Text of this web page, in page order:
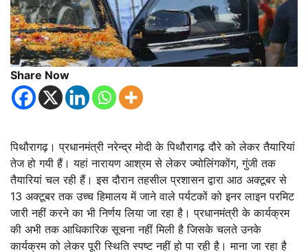
Share Now
पिथौरागढ़। प्रधानमंत्री नरेन्द्र मोदी के पिथौरागढ़ दौरे को लेकर तैयारियां
तेज हो गयी हैं। यहां नारायण आश्रम से लेकर ज्योलिंगकोंग, गुंजी तक
तैयारियां चल रही हैं। इस दौरान तहसील प्रशासन द्वारा आठ अक्टूबर से
13 अक्टूबर तक उच्च हिमालय में जाने वाले पर्यटकों को इनर लाइन परमिट
जारी नहीं करने का भी निर्णय लिया जा रहा है। प्रधानमंत्री के कार्यक्रम
की अभी तक आधिकारिक सूचना नहीं मिली है जिसके चलते उनके
कार्यक्रम को लेकर पूरी स्थिति स्पष्ट नहीं हो पा रही है। माना जा रहा है